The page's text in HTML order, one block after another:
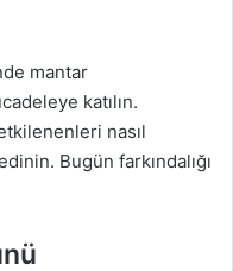
mantar
katılın.
nasıl
Bugün farkındalığı